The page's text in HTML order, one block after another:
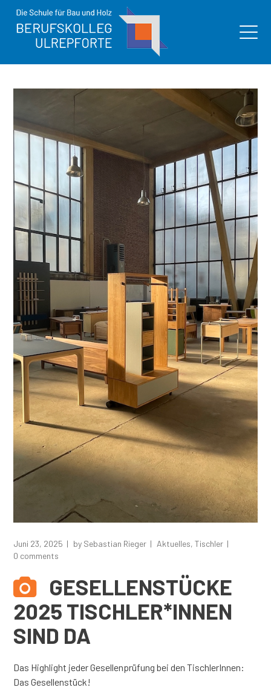
Juni 23, 2025 by Sebastian Rieger Aktuelles,Tischler
0 comments
GESELLENSTÜCKE
2025 TISCHLER*INNEN
SIND DA
Das Highlight jeder Gesellenprüfung bei den TischlerInnen:
Das Gesellenstück!